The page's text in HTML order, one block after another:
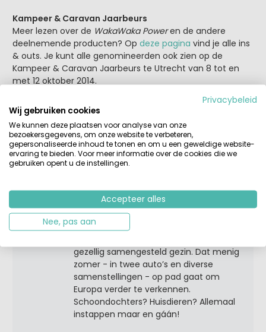
Kampeer & Caravan Jaarbeurs
Meer lezen over de WakaWaka Poweren de andere
deelnemende producten? Op deze pagina vind je alle ins
& outs. Je kunt alle genomineerden ook zien op de
Kampeer & Caravan Jaarbeurs te Utrecht van 8 tot en
met 12 oktober 2014.
Dat wordt handig, betaalbaar en comfortabel kamperen
voortaan!
Tags: algemeen kamperen nieuws vakantie
Over Femke
Femke is moeder van drie pubers.
Samen met haar vriend en zijn twee
gezellig samengesteld gezin. Dat menig
zomer - in twee auto’s en diverse
samenstellingen - op pad gaat om
Europa verder te verkennen.
Schoondochters? Huisdieren? Allemaal
instappen maar en gáán!
Privacybeleid
Wij gebruiken cookies
We kunnen deze plaatsen voor analyse van onze
bezoekersgegevens, om onze website te verbeteren,
gepersonaliseerde inhoud te tonen en om u een geweldige website-
ervaring te bieden. Voor meer informatie over de cookies die we
gebruiken opent u de instellingen.
Accepteer alles
Nee, pas aan